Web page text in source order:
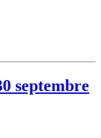
septembre